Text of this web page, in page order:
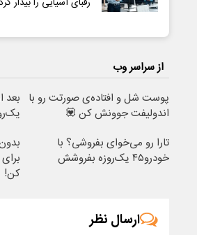
از سراسر وب
پوست شل و افتاده‌ی صورتت رو با
اندولیفت جوونش کن 💟
تارا رو می‌خوای بفروشی؟ با
خودرو۴۵ یک‌روزه بفروشش
کن!
ارسال نظر